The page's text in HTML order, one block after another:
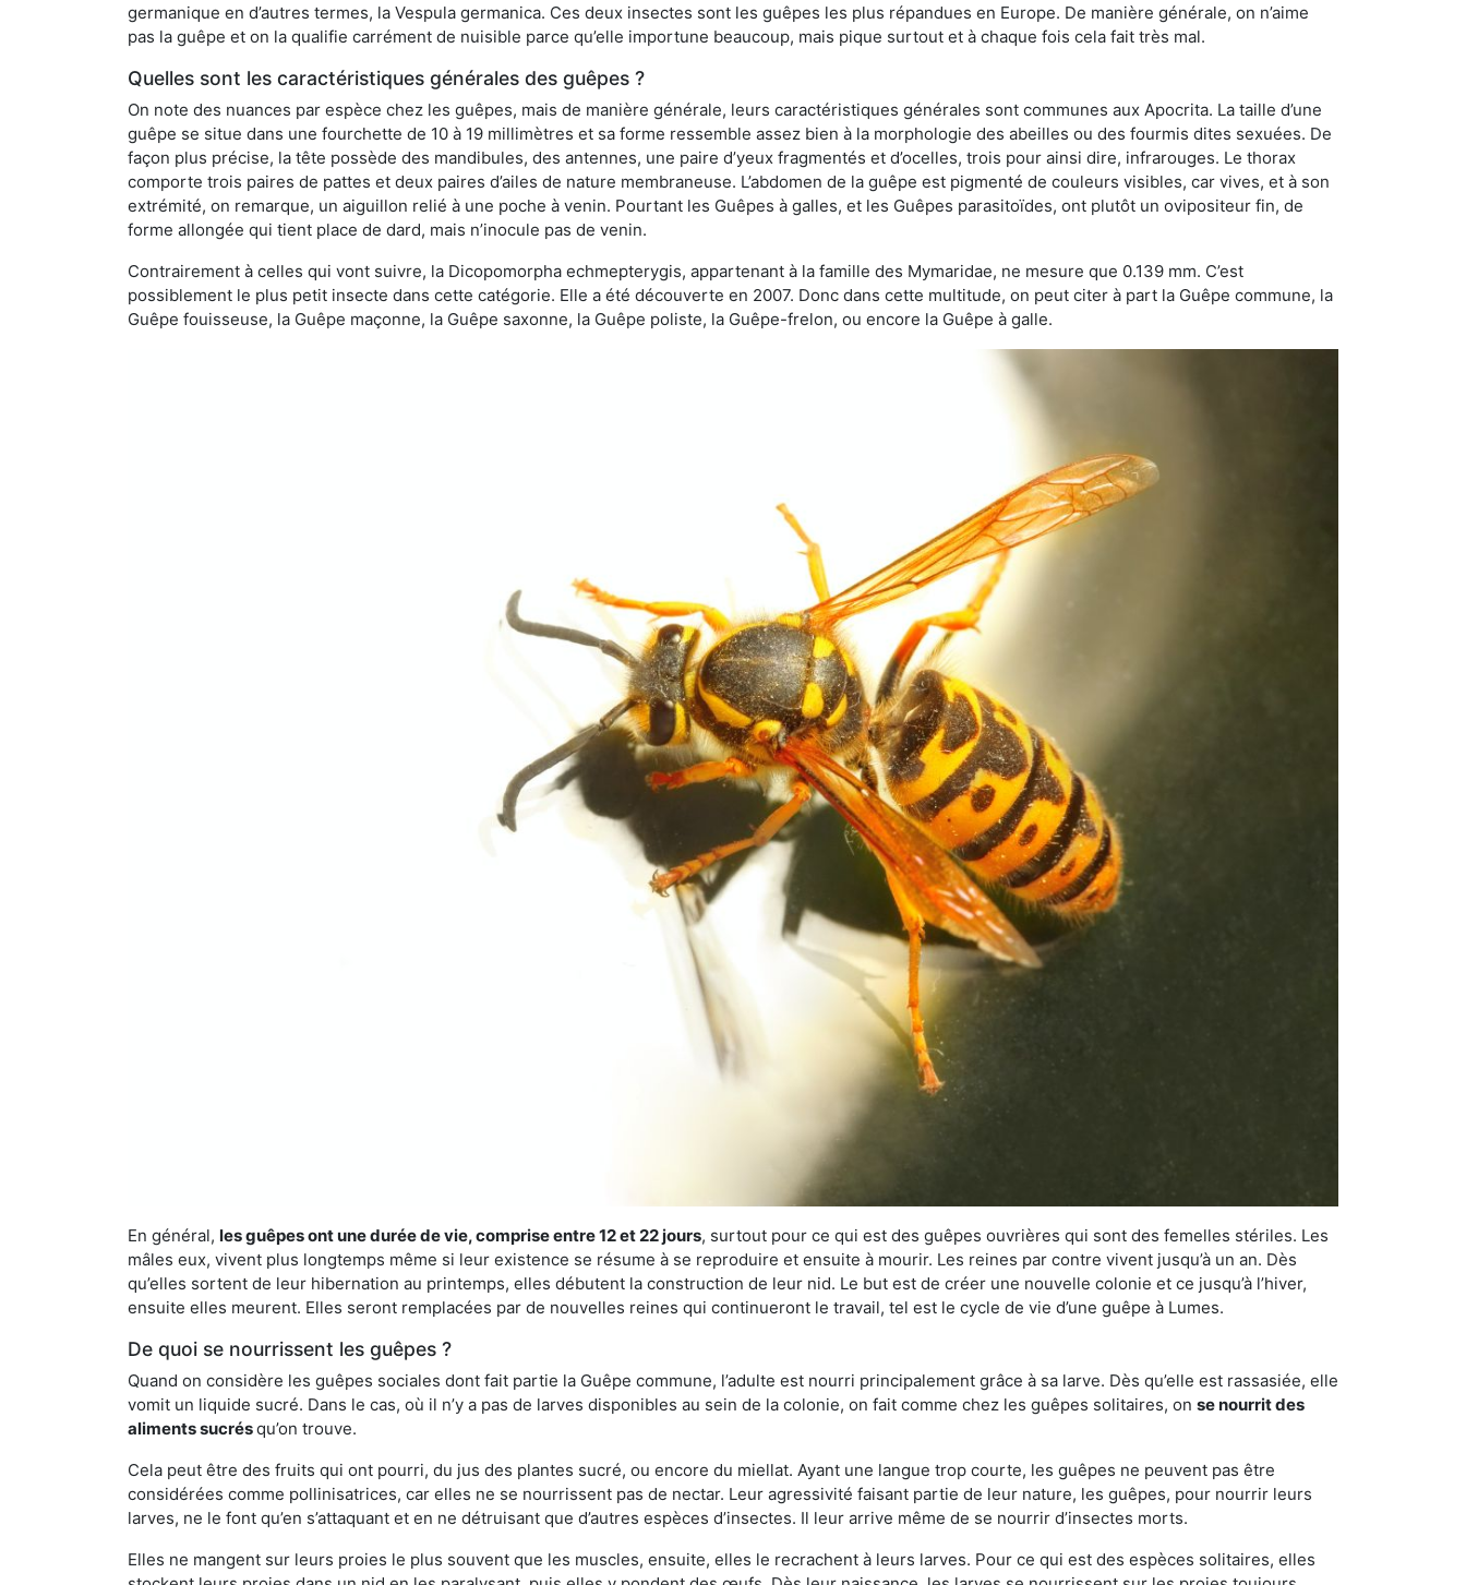
germanique en d’autres termes, la Vespula germanica. Ces deux insectes sont les guêpes les plus répandues en Europe. De manière générale, on n’aime
pas la guêpe et on la qualifie carrément de nuisible parce qu’elle importune beaucoup, mais pique surtout et à chaque fois cela fait très mal.
Quelles sont les caractéristiques générales des guêpes ?
On note des nuances par espèce chez les guêpes, mais de manière générale, leurs caractéristiques générales sont communes aux Apocrita. La taille d’une
guêpe se situe dans une fourchette de 10 à 19 millimètres et sa forme ressemble assez bien à la morphologie des abeilles ou des fourmis dites sexuées. De
façon plus précise, la tête possède des mandibules, des antennes, une paire d’yeux fragmentés et d’ocelles, trois pour ainsi dire, infrarouges. Le thorax
comporte trois paires de pattes et deux paires d’ailes de nature membraneuse. L’abdomen de la guêpe est pigmenté de couleurs visibles, car vives, et à son
extrémité, on remarque, un aiguillon relié à une poche à venin. Pourtant les Guêpes à galles, et les Guêpes parasitoïdes, ont plutôt un ovipositeur fin, de
forme allongée qui tient place de dard, mais n’inocule pas de venin.
Contrairement à celles qui vont suivre, la Dicopomorpha echmepterygis, appartenant à la famille des Mymaridae, ne mesure que 0.139 mm. C’est
possiblement le plus petit insecte dans cette catégorie. Elle a été découverte en 2007. Donc dans cette multitude, on peut citer à part la Guêpe commune, la
Guêpe fouisseuse, la Guêpe maçonne, la Guêpe saxonne, la Guêpe poliste, la Guêpe-frelon, ou encore la Guêpe à galle.
En général, les guêpes ont une durée de vie, comprise entre 12 et 22 jours, surtout pour ce qui est des guêpes ouvrières qui sont des femelles stériles. Les
mâles eux, vivent plus longtemps même si leur existence se résume à se reproduire et ensuite à mourir. Les reines par contre vivent jusqu’à un an. Dès
qu’elles sortent de leur hibernation au printemps, elles débutent la construction de leur nid. Le but est de créer une nouvelle colonie et ce jusqu’à l’hiver,
ensuite elles meurent. Elles seront remplacées par de nouvelles reines qui continueront le travail, tel est le cycle de vie d’une guêpe à Lumes.
De quoi se nourrissent les guêpes ?
Quand on considère les guêpes sociales dont fait partie la Guêpe commune, l’adulte est nourri principalement grâce à sa larve. Dès qu’elle est rassasiée, elle
vomit un liquide sucré. Dans le cas, où il n’y a pas de larves disponibles au sein de la colonie, on fait comme chez les guêpes solitaires, on se nourrit des
aliments sucrésqu’on trouve.
Cela peut être des fruits qui ont pourri, du jus des plantes sucré, ou encore du miellat. Ayant une langue trop courte, les guêpes ne peuvent pas être
considérées comme pollinisatrices, car elles ne se nourrissent pas de nectar. Leur agressivité faisant partie de leur nature, les guêpes, pour nourrir leurs
larves, ne le font qu’en s’attaquant et en ne détruisant que d’autres espèces d’insectes. Il leur arrive même de se nourrir d’insectes morts.
Elles ne mangent sur leurs proies le plus souvent que les muscles, ensuite, elles le recrachent à leurs larves. Pour ce qui est des espèces solitaires, elles